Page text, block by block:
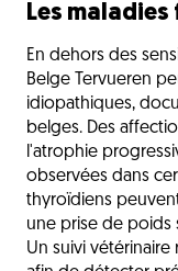
Les
En dehors des
Belge Tervueren
idiopathiques,
belges. Des
l'atrophie
observées dans
thyroïdiens
une prise de poids
Un suivi